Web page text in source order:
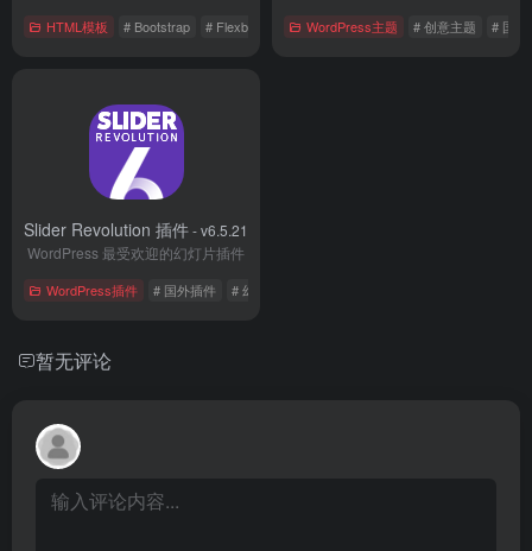
HTML模板 # Bootstrap # Flexbox # HTMLWordPress主题 # 创意主题 # 国外
Slider Revolution 插件- v6.5.21
WordPress 最受欢迎的幻灯片插件
WordPress插件 # 国外插件 # 幻灯片插件
暂无评论